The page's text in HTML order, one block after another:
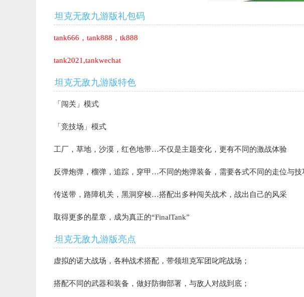
坦克无敌九游版礼包码
tank666，tank888，tk888
tank2021,tankwechat
坦克无敌九游版特色
「闯关」模式
「竞技场」模式
工厂，草地，沙漠，红色地带…不仅是主题变化，更有不同的激战体验
反弹炮弹，榴弹，追踪，穿甲…不同的炮弹装备，需要各式不同的走位与技
传送带，路障机关，黑洞穿梭…搭配出多种闯关战术，战出自己的风采
取得更多的星章，成为真正的“FinalTank”
坦克无敌九游版亮点
虚拟的诺大战场，各种战术搭配，带领坦克军团叱咤战场；
搭配不同的武器和装备，做好防御部署，与敌人对战到底；